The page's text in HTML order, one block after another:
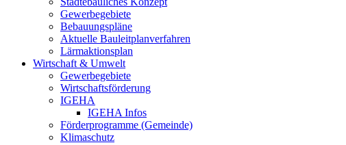
Gewerbegebiete
Bebauungspläne
Aktuelle Bauleitplanverfahren
Lärmaktionsplan
Wirtschaft & Umwelt
Gewerbegebiete
Wirtschaftsförderung
IGEHA
IGEHA Infos
Förderprogramme (Gemeinde)
Klimaschutz